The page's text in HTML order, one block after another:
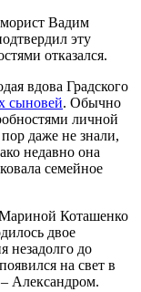
Вадим
эту
отказался.
вдова Градского
сыновей. Обычно
личной
даже не знали,
недавно она
семейное
Коташенко
двое
незадолго до
на свет в
– Александром.